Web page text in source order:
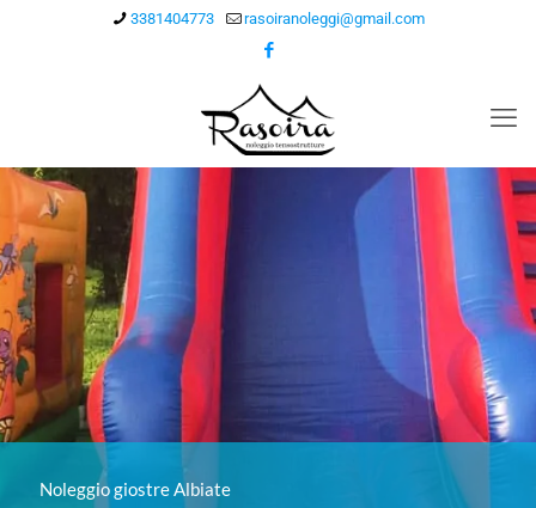
3381404773 rasoiranoleggi@gmail.com
Noleggio giostre Albiate